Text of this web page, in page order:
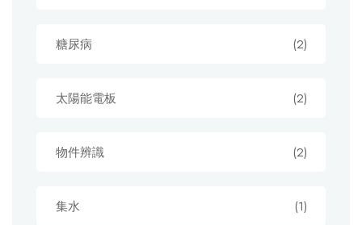
糖尿病 (2)
太陽能電板 (2)
物件辨識 (2)
集水 (1)